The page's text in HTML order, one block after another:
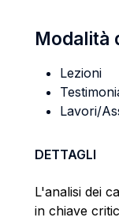
Modalità
Lezioni
Lavori/
DETTAGLI
L'analisi dei
in chiave